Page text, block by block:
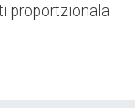
proportzionala